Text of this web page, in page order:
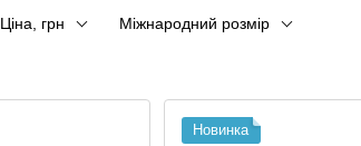
Ціна, грн Міжнародний розмір
Новинка